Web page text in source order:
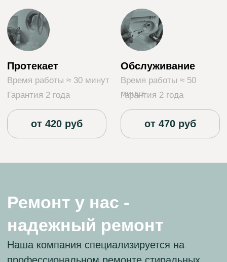
Мы предоставляем гарантию на наши услуги.
Этот документ обеспечивает бесплатный
ремонт в случае повторных поломок
устройств, на которые мы уже проводили
Наши мастера